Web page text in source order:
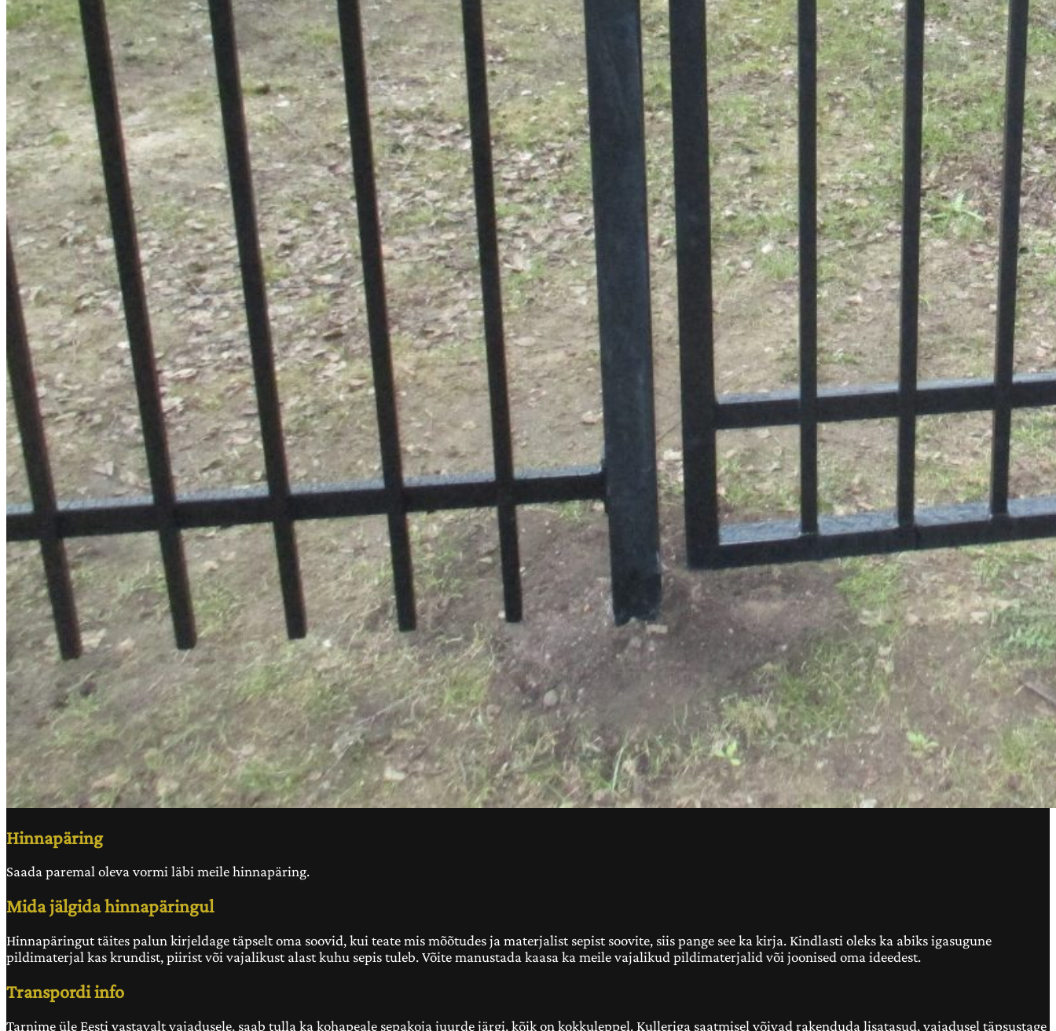
Hinnapäring
Saada paremal oleva vormi läbi meile hinnapäring.
Mida jälgida hinnapäringul
Hinnapäringut täites palun kirjeldage täpselt oma soovid, kui teate mis mõõtudes ja materjalist sepist soovite, siis pange see ka kirja. Kindlasti oleks ka abiks igasugune
pildimaterjal kas krundist, piirist või vajalikust alast kuhu sepis tuleb. Võite manustada kaasa ka meile vajalikud pildimaterjalid või joonised oma ideedest.
Transpordi info
Tarnime üle Eesti vastavalt vajadusele, saab tulla ka kohapeale sepakoja juurde järgi, kõik on kokkuleppel. Kulleriga saatmisel võivad rakenduda lisatasud, vajadusel täpsustage